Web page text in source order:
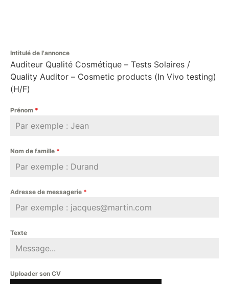
Intitulé de l'annonce
Auditeur Qualité Cosmétique – Tests Solaires /
Quality Auditor – Cosmetic products (In Vivo testing)
(H/F)
Prénom *
Nom de famille *
Adresse de messagerie *
Texte
Uploader son CV